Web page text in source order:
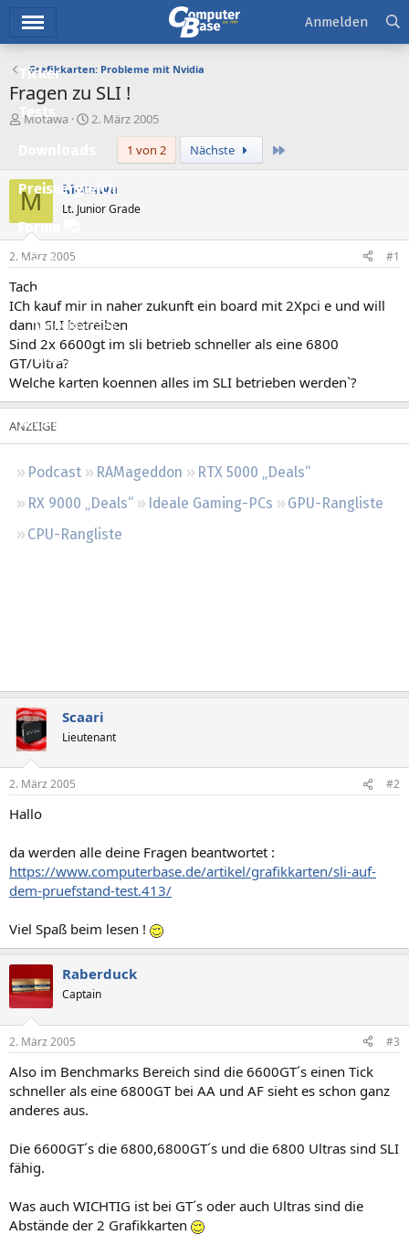
Ticker
Tests
Preisvergleich
Forum
Aktuelles
Empfohlene Inhalte
Neue Beiträge
Neueste Aktivitäten
Leserartikel
Regeln
Podcast RAMageddon
RTX 5000 „Deals“
RX 9000 „Deals“
Ideale Gaming-PCs
GPU-Rangliste
CPU-Rangliste
Anmelden
Grafikkarten: Probleme mit Nvidia
Fragen zu SLI !
E
e
l
e
r
Motawa
E
e
l
m
2. März 2005
1 von 2
Nächste
M Motawa
Lt. Junior Grade
2. März 2005 #1
Tach
ICh kauf mir in naher zukunft ein board mit 2Xpci e und will
dann SLI betreiben
Sind 2x 6600gt im sli betrieb schneller als eine 6800
GT/Ultra?
Welche karten koennen alles im SLI betrieben werden`?
Scaari
Lieutenant
2. März 2005 #2
Hallo
da werden alle deine Fragen beantwortet :
https://www.computerbase.de/artikel/grafikkarten/sli-auf-
dem-pruefstand-test.413/
Viel Spaß beim lesen !
Raberduck
Captain
2. März 2005 #3
Also im Benchmarks Bereich sind die 6600GT´s einen Tick
schneller als eine 6800GT bei AA und AF sieht es schon ganz
anderes aus.
Die 6600GT´s die 6800,6800GT´s und die 6800 Ultras sind SLI
fähig.
Was auch WICHTIG ist bei GT´s oder auch Ultras sind die
Abstände der 2 Grafikkarten